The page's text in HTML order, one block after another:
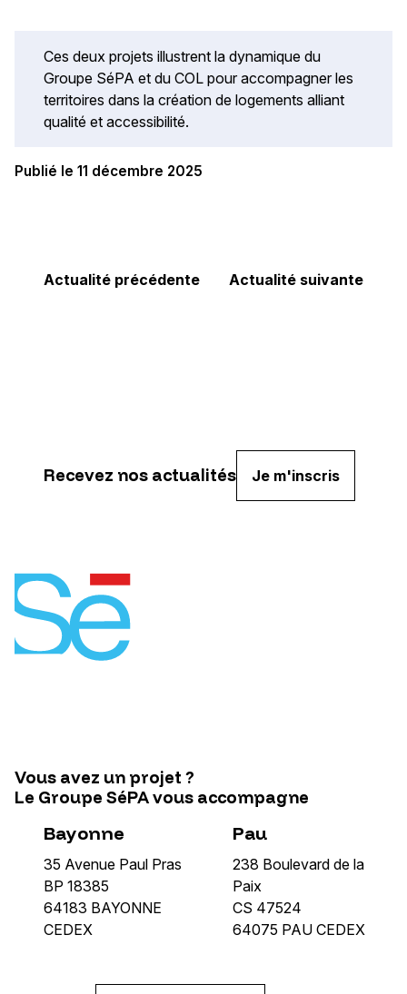
Ces deux projets illustrent la dynamique du
Groupe SéPA et du COL pour accompagner les
territoires dans la création de logements alliant
qualité et accessibilité.
Publié le 11 décembre 2025
Actualité précédente Actualité suivante
Recevez nos actualités Je m'inscris
Vous avez un projet ?
Le Groupe SéPA vous accompagne
Bayonne
35 Avenue Paul Pras
BP 18385
64183 BAYONNE
CEDEX
Pau
238 Boulevard de la
Paix
CS 47524
64075 PAU CEDEX